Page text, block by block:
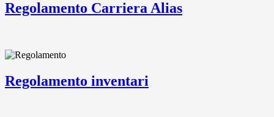
Regolamento Carriera Alias
Regolamento inventari